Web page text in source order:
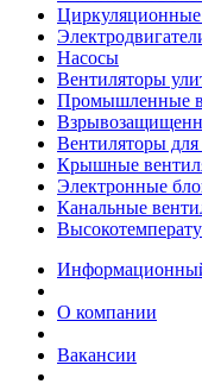
Насосы
Вентиляторы
Промышленные
Вентиляторы
Крышные
Электронные
Канальные
О компании
Вакансии